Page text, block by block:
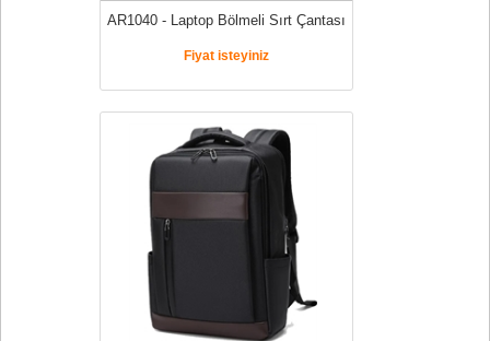
AR1040 - Laptop Bölmeli Sırt Çantası
Fiyat isteyiniz